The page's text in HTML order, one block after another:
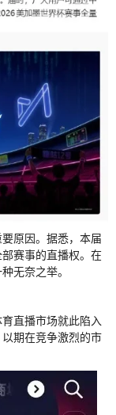
原因。据悉，本届
赛事的直播权。在
无奈之举。
直播市场就此陷入
期在竞争激烈的市